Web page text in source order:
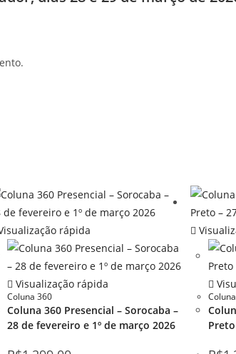
rápida
Visualização rápida
Coluna 360
Coluna 360 Presencial – Sorocaba –
28 de fevereiro e 1º de março 2026